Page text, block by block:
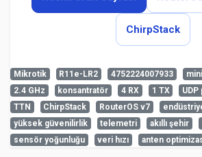
ChirpStack
Teknik Özellikler
Ürün kodu R11e-LR2
admin
9-8-2026
Henüz cevaplanmış soru bulunmuyor.
sorabilirsiniz.
Mikrotik R11e-LR2 4752224007933
2.4 GHz
konsantratör 4 RX 1 TX
TTN
ChirpStack RouterOS v7
yüksek güvenilirlik
telemetri akıllı şehir
sensör yoğunluğu
veri hızı anten